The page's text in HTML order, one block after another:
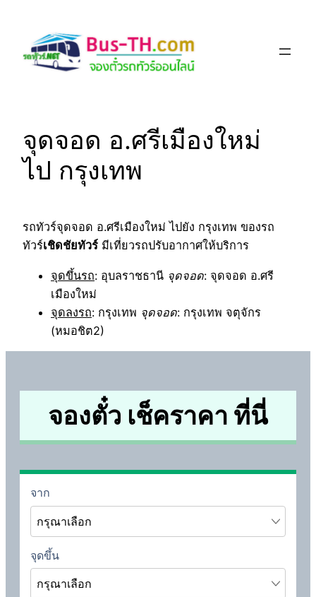
content
จุดจอด อ.ศรีเมืองใหม่
ไป กรุงเทพ
รถทัวร์จุดจอด อ.ศรีเมืองใหม่ ไปยัง กรุงเทพ ของรถ
ทัวร์เชิดชัยทัวร์ มีเที่ยวรถปรับอากาศให้บริการ
จุดขึ้นรถ: อุบลราชธานี จุดจอด: จุดจอด อ.ศรี
เมืองใหม่
จุดลงรถ: กรุงเทพ จุดจอด: กรุงเทพ จตุจักร
(หมอชิต2)
จองตั๋ว เช็คราคา ที่นี่